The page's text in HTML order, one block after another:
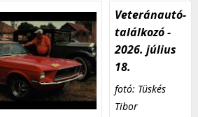
Veteránautó-
találkozó -
2026. július
18.
fotó: Tüskés
Tibor